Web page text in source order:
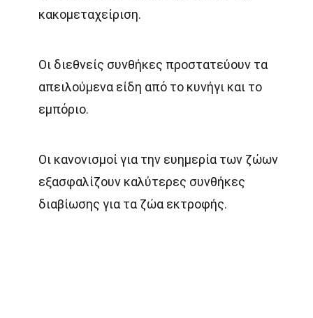
κακομεταχείριση.
Οι διεθνείς συνθήκες προστατεύουν τα
απειλούμενα είδη από το κυνήγι και το
εμπόριο.
Οι κανονισμοί για την ευημερία των ζώων
εξασφαλίζουν καλύτερες συνθήκες
διαβίωσης για τα ζώα εκτροφής.